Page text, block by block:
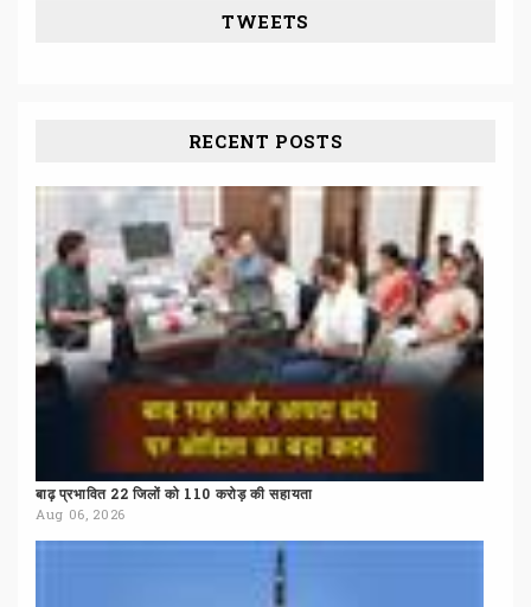
TWEETS
RECENT POSTS
बाढ़ प्रभावित 22 जिलों को 110 करोड़ की सहायता
Aug 06, 2026